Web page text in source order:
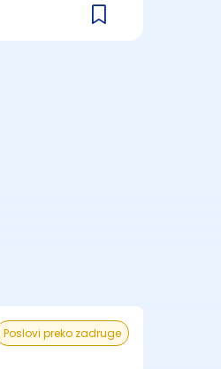
Poslovi preko zadruge